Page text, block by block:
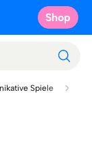
Shop
Spiele